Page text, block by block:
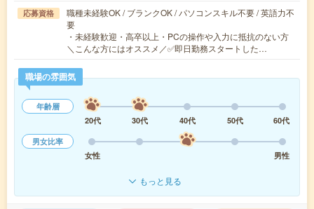
応募資格
職種未経験OK / ブランクOK / パソコンスキル不要 / 英語力不
要
・未経験歓迎・高卒以上・PCの操作や入力に抵抗のない方
＼こんな方にはオススメ／✅即日勤務スタートした…
職場の雰囲気
年齢層
20代
30代 40代 50代
60代
男女比率
女性
男性
もっと見る